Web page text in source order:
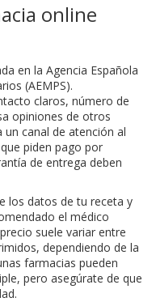
online
en la Agencia Española
(AEMPS).
claros, número de
opiniones de otros
canal de atención al
piden pago por
de entrega deben
los datos de tu receta y
el médico
suele variar entre
dependiendo de la
farmacias pueden
pero asegúrate de que